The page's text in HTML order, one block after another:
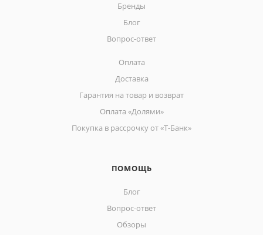
Бренды
Блог
Вопрос-ответ
Оплата
Доставка
Гарантия на товар и возврат
Оплата «Долями»
Покупка в рассрочку от «Т-Банк»
ПОМОЩЬ
Блог
Вопрос-ответ
Обзоры